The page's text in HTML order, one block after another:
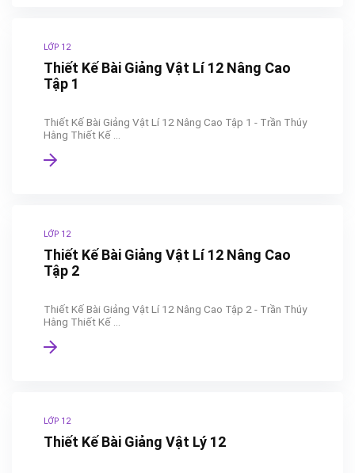
LỚP 12
Thiết Kế Bài Giảng Vật Lí 12 Nâng Cao
Tập 1
Thiết Kế Bài Giảng Vật Lí 12 Nâng Cao Tập 1 - Trần Thúy
Hằng Thiết Kế ...
LỚP 12
Thiết Kế Bài Giảng Vật Lí 12 Nâng Cao
Tập 2
Thiết Kế Bài Giảng Vật Lí 12 Nâng Cao Tập 2 - Trần Thúy
Hằng Thiết Kế ...
LỚP 12
Thiết Kế Bài Giảng Vật Lý 12